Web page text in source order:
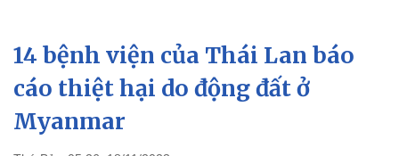
Chính trị
Đảng
Tổ chức nhân sự
Quốc hội
Nhận diện sự thật
Xã hội
Tin 24h
Dự báo thời tiết
14 bệnh viện của Thái Lan báo
cáo thiệt hại do động đất ở
Myanmar